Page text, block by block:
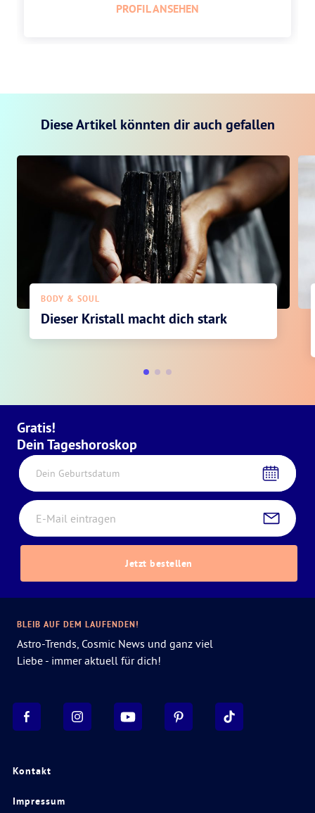
PROFIL ANSEHEN
Diese Artikel könnten dir auch gefallen
BODY & SOUL
Dieser Kristall macht dich stark
Gratis!
Dein Tageshoroskop
Dein Geburtsdatum
Jetzt bestellen
Kontakt
Impressum
BLEIB AUF DEM LAUFENDEN!
Astro-Trends, Cosmic News und ganz viel
Liebe - immer aktuell für dich!